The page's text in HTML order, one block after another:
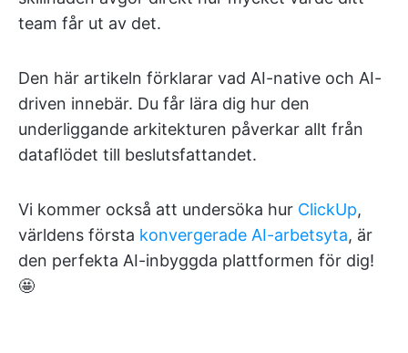
team får ut av det.
Den här artikeln förklarar vad AI-native och AI-
driven innebär. Du får lära dig hur den
underliggande arkitekturen påverkar allt från
dataflödet till beslutsfattandet.
Vi kommer också att undersöka hur ClickUp,
världens första konvergerade AI-arbetsyta, är
den perfekta AI-inbyggda plattformen för dig!
🤩